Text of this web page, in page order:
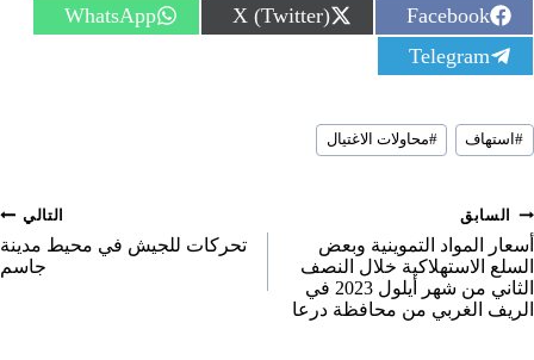
S
h
a
r
o
n
Facebook
S
h
o
n
X (Twitter)
S
h
WhatsApp
S
h
r
e
o
Telegram
وسوم
المقال:
#استهاف #محاولات الاغتيال
تصفّح
المقالات
السابق
أسعار المواد التموينية وبعض
السلع الاستهلاكية خلال النصف
الثاني من شهر أيلول 2023 في
الريف الغربي من محافظة درعا
التالي
تحركات للجيش في محيط مدينة
جاسم